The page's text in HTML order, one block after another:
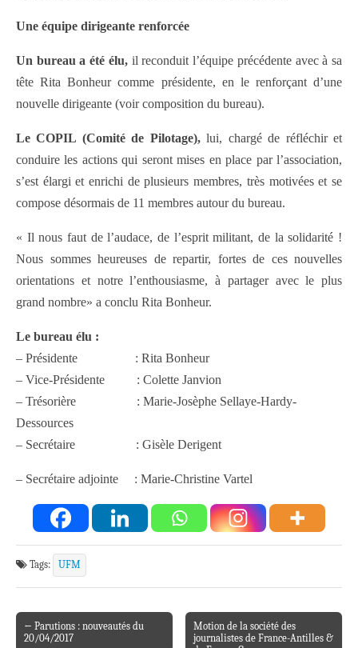
Une équipe dirigeante renforcée
Un bureau a été élu, il reconduit l’équipe précédente avec à sa
tête Rita Bonheur comme présidente, en le renforçant d’une
nouvelle dirigeante (voir composition du bureau).
Le COPIL (Comité de Pilotage),lui, chargé de réfléchir et
conduire les actions qui seront mises en place par l’association,
s’est élargi et enrichi de plusieurs membres, très motivées et se
compose désormais de 11 membres autour du bureau.
« Il nous faut de l’audace, de l’esprit militant, de la solidarité !
Nous sommes heureuses de repartir, fortes de ces nouvelles
orientations et notre l’enthousiasme, à partager avec le plus
grand nombre» a conclu Rita Bonheur.
Le bureau élu :
– Présidente : Rita Bonheur
– Vice-Présidente : Colette Janvion
– Trésorière : Marie-Josèphe Sellaye-Hardy-
Dessources
– Secrétaire : Gisèle Derigent
– Secrétaire adjointe : Marie-Christine Vartel
Tags: UFM
Post navigation
← Parutions : nouveautés du
20/04/2017
Motion de la société des
journalistes de France-Antilles &